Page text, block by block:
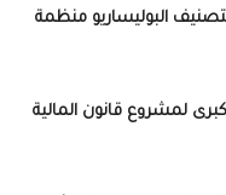
البوليساريو منظمة
لمشروع قانون المالية